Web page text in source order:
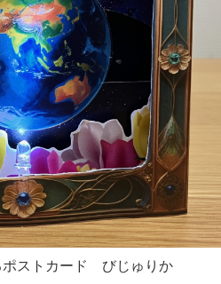
ストカード びじゅりか